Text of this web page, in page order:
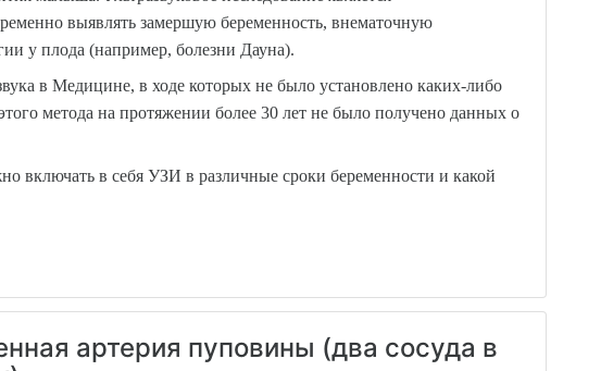
выявлять замершую беременность, внематочную
у плода (например, болезни Дауна).
в Медицине, в ходе которых не было установлено каких-либо
метода на протяжении более 30 лет не было получено данных о
в себя УЗИ в различные сроки беременности и какой
артерия пуповины (два сосуда в